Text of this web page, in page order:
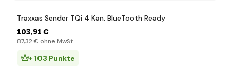
Traxxas Sender TQi 4 Kan. BlueTooth Ready
103,91 €
87,32 € ohne MwSt
+ 103 Punkte